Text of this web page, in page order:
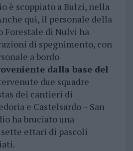
è scoppiato a Bulzi, nella
qui, il personale della
Forestale di Nulvi ha
di spegnimento, con
a bordo
dalla base del
due squadre
dei cantieri di
e Castelsardo – San
ha bruciato una
ettari di pascoli